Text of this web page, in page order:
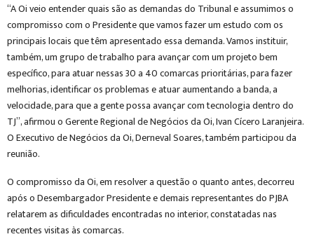
“A Oi veio entender quais são as demandas do Tribunal e assumimos o
compromisso com o Presidente que vamos fazer um estudo com os
principais locais que têm apresentado essa demanda. Vamos instituir,
também, um grupo de trabalho para avançar com um projeto bem
específico, para atuar nessas 30 a 40 comarcas prioritárias, para fazer
melhorias, identificar os problemas e atuar aumentando a banda, a
velocidade, para que a gente possa avançar com tecnologia dentro do
TJ”, afirmou o Gerente Regional de Negócios da Oi, Ivan Cícero Laranjeira.
O Executivo de Negócios da Oi, Derneval Soares, também participou da
reunião.
O compromisso da Oi, em resolver a questão o quanto antes, decorreu
após o Desembargador Presidente e demais representantes do PJBA
relatarem as dificuldades encontradas no interior, constatadas nas
recentes visitas às comarcas.